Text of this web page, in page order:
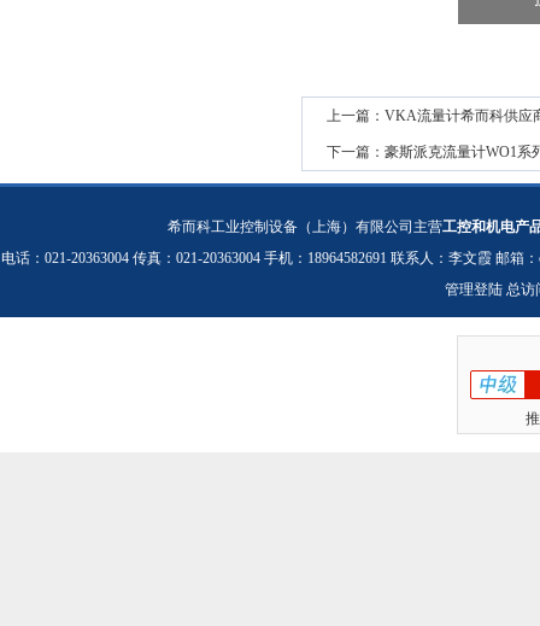
上一篇： VKA流量计希而科供应
下一篇： 豪斯派克流量计WO1系
希而科工业控制设备（上海）有限公司主营工控和机电产
电话：021-20363004 传真：021-20363004 手机：18964582691 联系人：李文霞 邮箱：
管理登陆 总访